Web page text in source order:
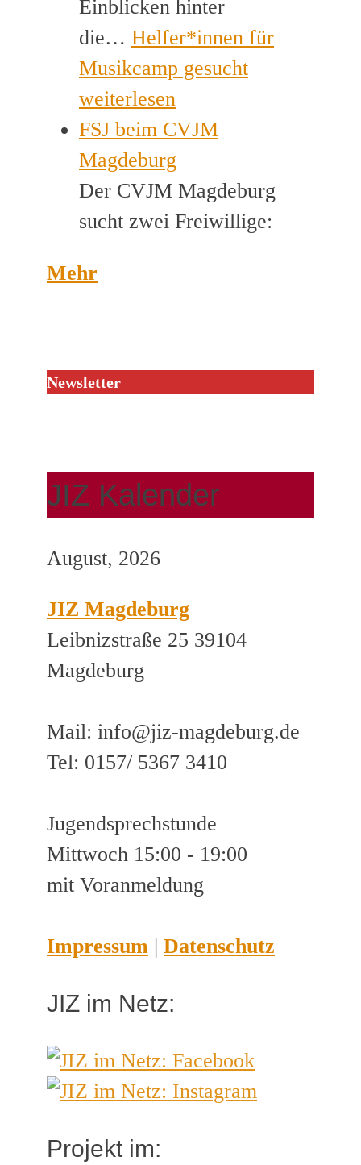
Einblicken hinter
die… Helfer*innen für
Musikcamp gesucht
weiterlesen
FSJ beim CVJM
Magdeburg
Der CVJM Magdeburg
sucht zwei Freiwillige:
Mehr
Newsletter
JIZ Kalender
August, 2026
JIZ Magdeburg
Leibnizstraße 25 39104
Magdeburg
Mail: info@jiz-magdeburg.de
Tel: 0157/ 5367 3410
Jugendsprechstunde
Mittwoch 15:00 - 19:00
mit Voranmeldung
Impressum | Datenschutz
JIZ im Netz:
Projekt im: